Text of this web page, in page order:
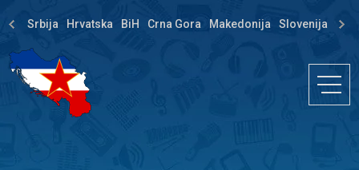
Srbija Hrvatska BiH Crna Gora Makedonija Slovenija